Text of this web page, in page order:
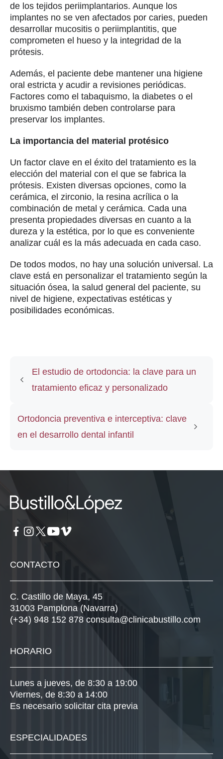
de los tejidos periimplantarios. Aunque los
implantes no se ven afectados por caries, pueden
desarrollar mucositis o periimplantitis, que
comprometen el hueso y la integridad de la
prótesis.
Además, el paciente debe mantener una higiene
oral estricta y acudir a revisiones periódicas.
Factores como el tabaquismo, la diabetes o el
bruxismo también deben controlarse para
preservar los implantes.
La importancia del material protésico
Un factor clave en el éxito del tratamiento es la
elección del material con el que se fabrica la
prótesis. Existen diversas opciones, como la
cerámica, el zirconio, la resina acrílica o la
combinación de metal y cerámica. Cada una
presenta propiedades diversas en cuanto a la
dureza y la estética, por lo que es conveniente
analizar cuál es la más adecuada en cada caso.
De todos modos, no hay una solución universal. La
clave está en personalizar el tratamiento según la
situación ósea, la salud general del paciente, su
nivel de higiene, expectativas estéticas y
posibilidades económicas.
El estudio de ortodoncia: la clave para un
tratamiento eficaz y personalizado
Ortodoncia preventiva e interceptiva: clave
en el desarrollo dental infantil
CONTACTO
C. Castillo de Maya, 45
31003 Pamplona (Navarra)
(+34) 948 152 878 consulta@clinicabustillo.com
HORARIO
Lunes a jueves, de 8:30 a 19:00
Viernes, de 8:30 a 14:00
Es necesario solicitar cita previa
ESPECIALIDADES